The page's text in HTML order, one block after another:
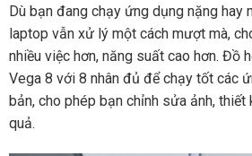
Dù bạn đang chạy ứng dụng nặng hay
laptop vẫn xử lý một cách mượt mà,
nhiều việc hơn, năng suất cao hơn. Đồ
Vega 8 với 8 nhân đủ để chạy tốt các
bản, cho phép bạn chỉnh sửa ảnh, thiết
quả.